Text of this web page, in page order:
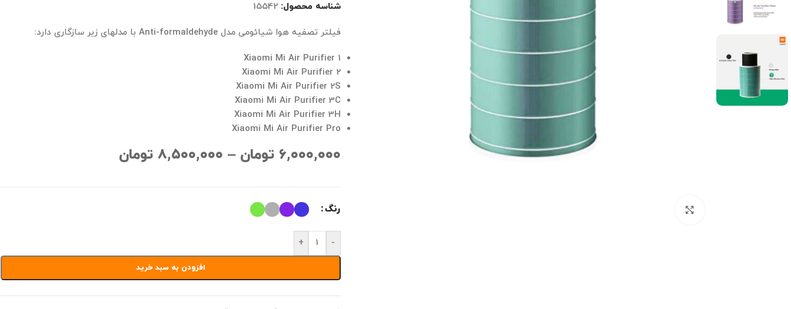
شناسه محصول:15542
فیلتر تصفیه هوا شیائومی مدل Anti-formaldehyde با مدلهای زیر سازگاری دارد:
Xiaomi Mi Air Purifier 1
Xiaomi Mi Air Purifier 2
Xiaomi Mi Air Purifier 2S
Xiaomi Mi Air Purifier 3C
Xiaomi Mi Air Purifier 3H
Xiaomi Mi Air Purifier Pro
۶,۰۰۰,۰۰۰ تومان – ۸,۵۰۰,۰۰۰ تومان
رنگ
-
+
افزودن به سبد خرید